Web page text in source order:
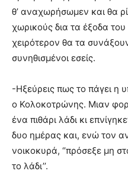
θ’ αναχωρήσωμεν και θα
χωρικούς δια τα έξοδα
χειρότερον θα τα
συνηθισμένοι εσείς.
-Ηξεύρεις πως το πάγει η
ο Κολοκοτρώνης. Μιαν
ένα πιθάρι λάδι κι
δυο ημέρας και, ενώ τον
νοικοκυρά, ‘’πρόσεξε μη
το λάδι’’.